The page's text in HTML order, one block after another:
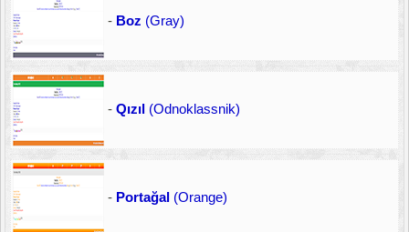
- Boz (Gray)
- Qızıl (Odnoklassnik)
- Portağal (Orange)